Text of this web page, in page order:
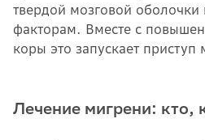
твердой мозговой
факторам. Вместе с
коры это запускает приступ
Лечение мигрени: кто,